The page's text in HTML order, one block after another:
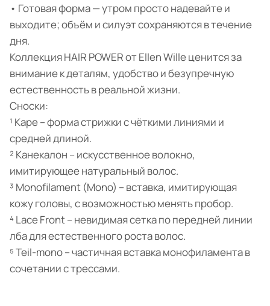
• Готовая форма — утром просто надевайте и
выходите; объём и силуэт сохраняются в течение
дня.
Коллекция HAIR POWER от Ellen Wille ценится за
внимание к деталям, удобство и безупречную
естественность в реальной жизни.
Сноски:
¹ Каре – форма стрижки с чёткими линиями и
средней длиной.
² Канекалон – искусственное волокно,
имитирующее натуральный волос.
³ Monofilament (Mono) – вставка, имитирующая
кожу головы, с возможностью менять пробор.
⁴ Lace Front – невидимая сетка по передней линии
лба для естественного роста волос.
⁵ Teil-mono – частичная вставка монофиламента в
сочетании с трессами.